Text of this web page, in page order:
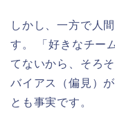
しかし、一方で人
す。 「好きなチー
てないから、そろ
バイアス（偏見）
とも事実です。